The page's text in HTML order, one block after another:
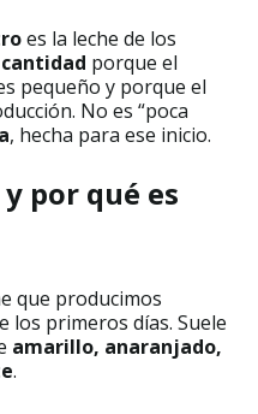
es la leche de los
porque el
pequeño y porque el
No es “poca
, hecha para ese inicio.
por qué es
que producimos
los primeros días. Suele
amarillo, anaranjado,
.